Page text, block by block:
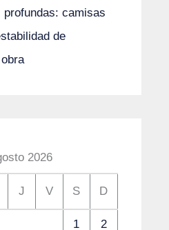
profundas: camisas
de
2026
J V S D
1 2